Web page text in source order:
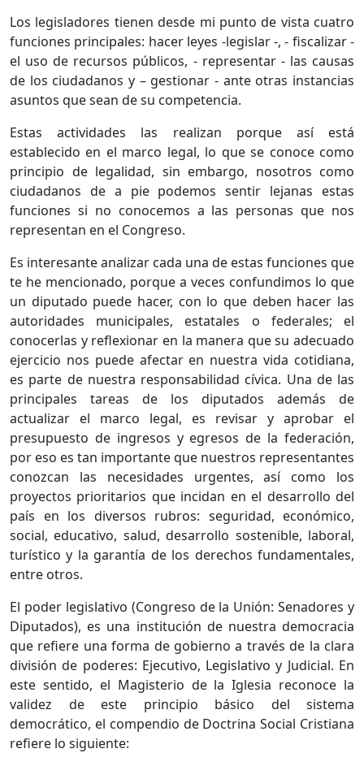
Los legisladores tienen desde mi punto de vista cuatro
funciones principales: hacer leyes -legislar -, - fiscalizar -
el uso de recursos públicos, - representar - las causas
de los ciudadanos y – gestionar - ante otras instancias
asuntos que sean de su competencia.
Estas actividades las realizan porque así está
establecido en el marco legal, lo que se conoce como
principio de legalidad, sin embargo, nosotros como
ciudadanos de a pie podemos sentir lejanas estas
funciones si no conocemos a las personas que nos
representan en el Congreso.
Es interesante analizar cada una de estas funciones que
te he mencionado, porque a veces confundimos lo que
un diputado puede hacer, con lo que deben hacer las
autoridades municipales, estatales o federales; el
conocerlas y reflexionar en la manera que su adecuado
ejercicio nos puede afectar en nuestra vida cotidiana,
es parte de nuestra responsabilidad cívica. Una de las
principales tareas de los diputados además de
actualizar el marco legal, es revisar y aprobar el
presupuesto de ingresos y egresos de la federación,
por eso es tan importante que nuestros representantes
conozcan las necesidades urgentes, así como los
proyectos prioritarios que incidan en el desarrollo del
país en los diversos rubros: seguridad, económico,
social, educativo, salud, desarrollo sostenible, laboral,
turístico y la garantía de los derechos fundamentales,
entre otros.
El poder legislativo (Congreso de la Unión: Senadores y
Diputados), es una institución de nuestra democracia
que refiere una forma de gobierno a través de la clara
división de poderes: Ejecutivo, Legislativo y Judicial. En
este sentido, el Magisterio de la Iglesia reconoce la
validez de este principio básico del sistema
democrático, el compendio de Doctrina Social Cristiana
refiere lo siguiente: